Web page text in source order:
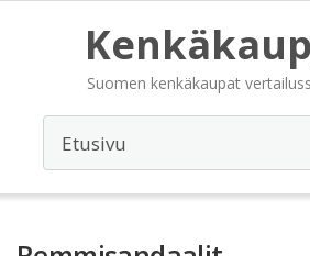
Suomen kenkäkaupat